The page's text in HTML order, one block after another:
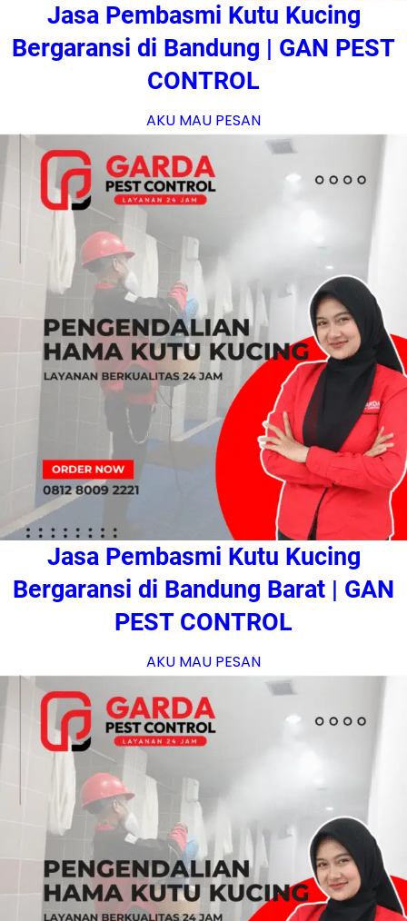
Jasa Pembasmi Kutu Kucing
Bergaransi di Bandung | GAN PEST
CONTROL
AKU MAU PESAN
Jasa Pembasmi Kutu Kucing
Bergaransi di Bandung Barat | GAN
PEST CONTROL
AKU MAU PESAN